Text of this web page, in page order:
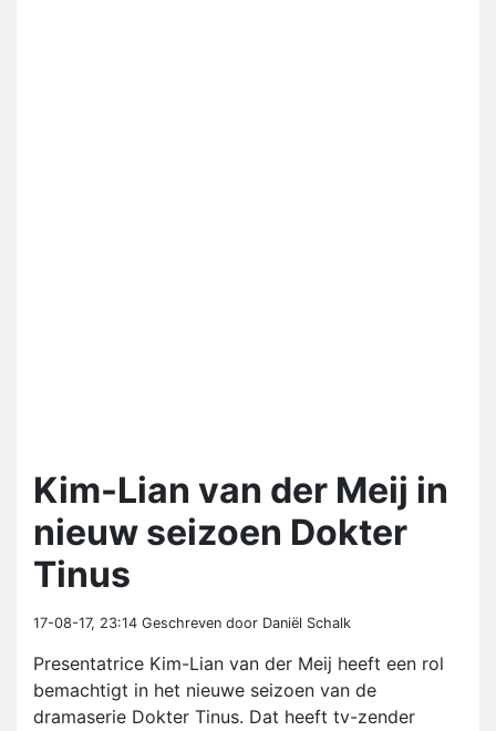
Kim-Lian van der Meij in
nieuw seizoen Dokter
Tinus
17-08-17, 23:14 Geschreven door Daniël Schalk
Presentatrice Kim-Lian van der Meij heeft een rol
bemachtigt in het nieuwe seizoen van de
dramaserie Dokter Tinus. Dat heeft tv-zender